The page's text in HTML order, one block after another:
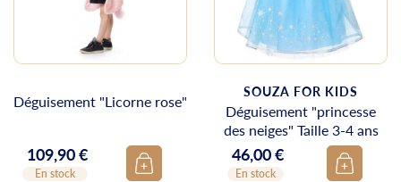
Déguisement "Licorne rose"
Prix
109,90 €
En stock
SOUZA FOR KIDS
Déguisement "princesse
des neiges" Taille 3-4 ans
Prix
46,00 €
En stock